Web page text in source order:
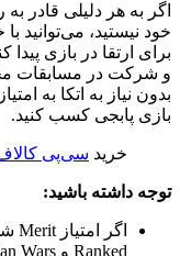
اگر به هر دلیلی قادر
خود نیستید، می‌توانید
برای ارتقا در بازی
و شرکت در مسابقات
بدون نیاز به اتکا به
بازی پابجی کسب کنید.
خرید سی‌پی
توجه داشته باشید:
Ranked و Clan Wars محروم خواهید شد.